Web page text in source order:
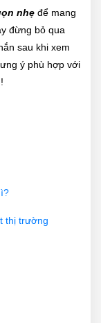
nhẹ để mang
đừng bỏ qua
sau khi xem
ý phù hợp với
thị trường